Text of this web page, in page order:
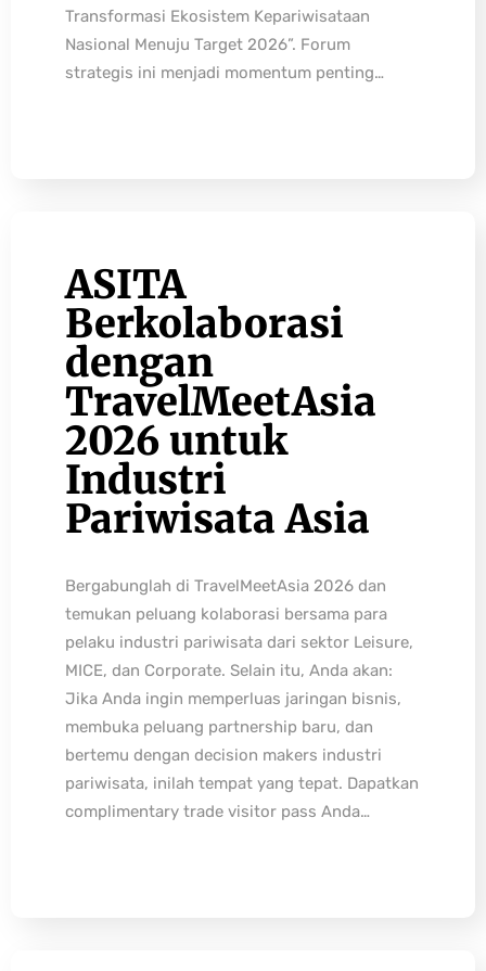
Transformasi Ekosistem Kepariwisataan
Nasional Menuju Target 2026”. Forum
strategis ini menjadi momentum penting…
ASITA
Berkolaborasi
dengan
TravelMeetAsia
2026 untuk
Industri
Pariwisata Asia
Bergabunglah di TravelMeetAsia 2026 dan
temukan peluang kolaborasi bersama para
pelaku industri pariwisata dari sektor Leisure,
MICE, dan Corporate. Selain itu, Anda akan:
Jika Anda ingin memperluas jaringan bisnis,
membuka peluang partnership baru, dan
bertemu dengan decision makers industri
pariwisata, inilah tempat yang tepat. Dapatkan
complimentary trade visitor pass Anda…